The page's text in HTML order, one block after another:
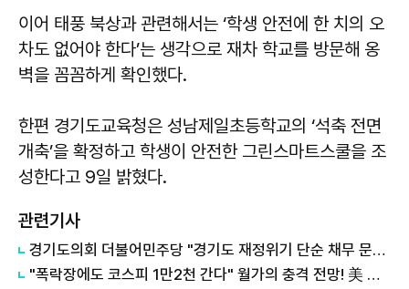
이어 태풍 북상과 관련해서는 ‘학생 안전에 한 치의 오
차도 없어야 한다’는 생각으로 재차 학교를 방문해 옹
벽을 꼼꼼하게 확인했다.
한편 경기도교육청은 성남제일초등학교의 ‘석축 전면
개축’을 확정하고 학생이 안전한 그린스마트스쿨을 조
성한다고 9일 밝혔다.
관련기사
경기도의회 더불어민주당 "경기도 재정위기 단순 채무 문제 아냐"...세수체계 개편 논의
"폭락장에도 코스피 1만2천 간다" 월가의 충격 전망! 美 반도체 15% 관세 폭탄·7조 빚 경기도 세수 전쟁까지